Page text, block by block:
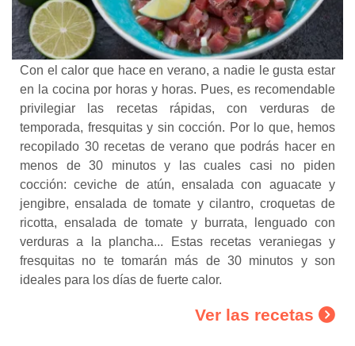
Con el calor que hace en verano, a nadie le gusta estar
en la cocina por horas y horas. Pues, es recomendable
privilegiar las recetas rápidas, con verduras de
temporada, fresquitas y sin cocción. Por lo que, hemos
recopilado 30 recetas de verano que podrás hacer en
menos de 30 minutos y las cuales casi no piden
cocción: ceviche de atún, ensalada con aguacate y
jengibre, ensalada de tomate y cilantro, croquetas de
ricotta, ensalada de tomate y burrata, lenguado con
verduras a la plancha... Estas recetas veraniegas y
fresquitas no te tomarán más de 30 minutos y son
ideales para los días de fuerte calor.
Ver las recetas